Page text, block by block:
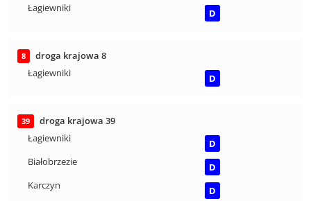
Łagiewniki
D
8
droga krajowa 8
Łagiewniki
D
39
droga krajowa 39
Łagiewniki
D
Białobrzezie
D
Karczyn
D